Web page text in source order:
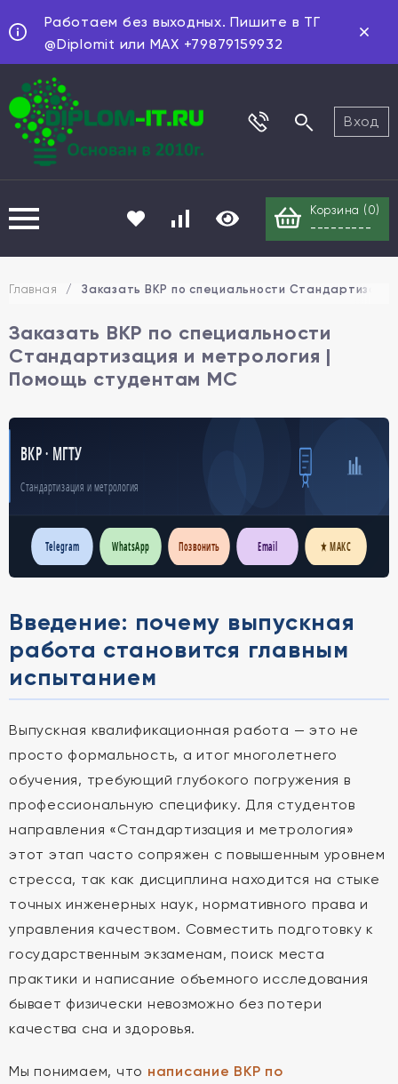
Работаем без выходных. Пишите в ТГ
@Diplomit или MAX +79879159932
Вход
Корзина ( 0)
---------
Главная / Заказать ВКР по специальности
Заказать ВКР по специальности
Стандартизация и метрология |
Помощь студентам МС
ВКР · МГТУ
Стандартизация и метрология
Telegram WhatsApp Позвонить Email ★ МАКС
Введение: почему выпускная
работа становится главным
испытанием
Выпускная квалификационная работа — это не
просто формальность, а итог многолетнего
обучения, требующий глубокого погружения в
профессиональную специфику. Для студентов
направления «Стандартизация и метрология»
этот этап часто сопряжен с повышенным уровнем
стресса, так как дисциплина находится на стыке
точных инженерных наук, нормативного права и
управления качеством. Совместить подготовку к
государственным экзаменам, поиск места
практики и написание объемного исследования
бывает физически невозможно без потери
качества сна и здоровья.
Мы понимаем, что написание ВКР по